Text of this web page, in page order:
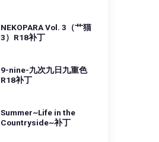
NEKOPARA Vol. 3（艹猫
3）R18补丁
9-nine-九次九日九重色
R18补丁
Summer~Life in the
Countryside~补丁